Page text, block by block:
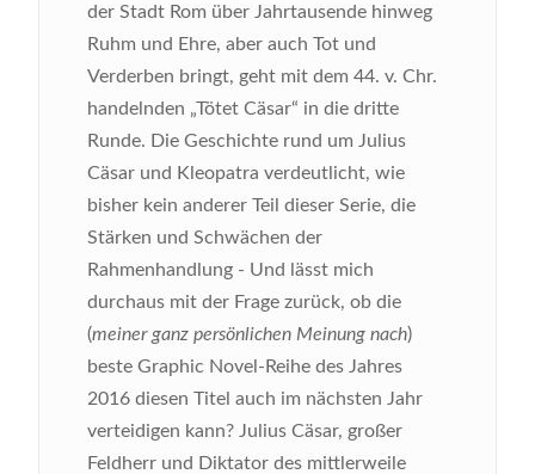
der Stadt Rom über Jahrtausende hinweg
Ruhm und Ehre, aber auch Tot und
Verderben bringt, geht mit dem 44. v. Chr.
handelnden „Tötet Cäsar“ in die dritte
Runde. Die Geschichte rund um Julius
Cäsar und Kleopatra verdeutlicht, wie
bisher kein anderer Teil dieser Serie, die
Stärken und Schwächen der
Rahmenhandlung - Und lässt mich
durchaus mit der Frage zurück, ob die
(meiner ganz persönlichen Meinung nach)
beste Graphic Novel-Reihe des Jahres
2016 diesen Titel auch im nächsten Jahr
verteidigen kann? Julius Cäsar, großer
Feldherr und Diktator des mittlerweile